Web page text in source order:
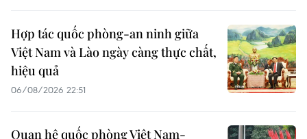
Hợp tác quốc phòng-an ninh giữa
Việt Nam và Lào ngày càng thực chất,
hiệu quả
06/08/2026 22:51
Quan hệ quốc phòng Việt Nam-